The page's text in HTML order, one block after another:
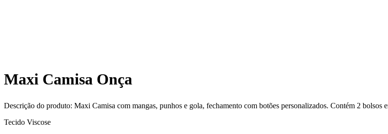
Maxi Camisa Onça
Descrição do produto: Maxi Camisa com mangas, punhos e gola, fechamento com botões personalizados. Contém 2 bolsos
Tecido Viscose